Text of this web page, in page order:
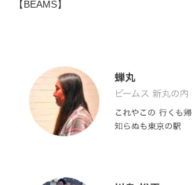
【BEAMS】